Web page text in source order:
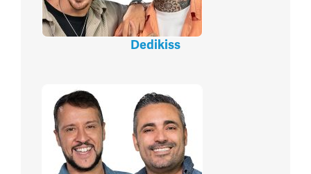
Dedikiss